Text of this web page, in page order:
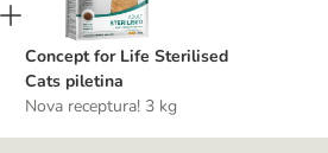
Concept for Life Sterilised
Cats piletina
Nova receptura! 3 kg